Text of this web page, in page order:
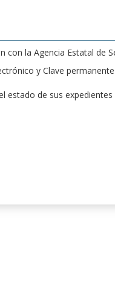
la Agencia Estatal de
y Clave
estado de sus